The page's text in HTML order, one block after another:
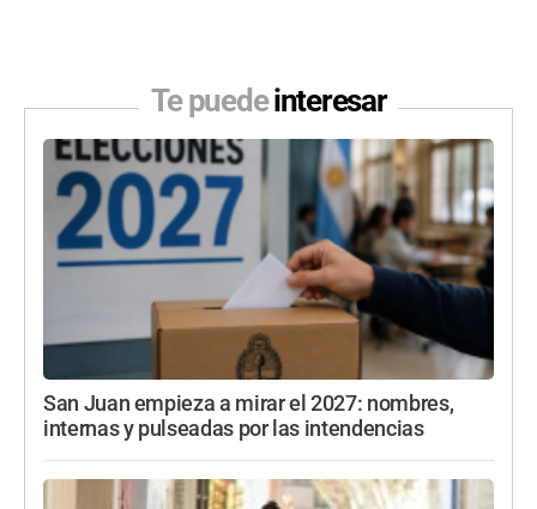
Te puedeinteresar
San Juan empieza a mirar el 2027: nombres,
internas y pulseadas por las intendencias